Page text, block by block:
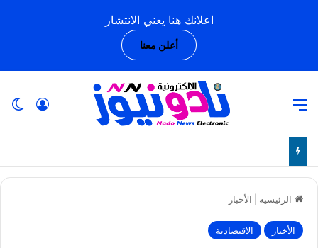
اعلانك هنا يعني الانتشار
أعلن معنا
الرئيسية الأخبار
الأخبار الاقتصادية